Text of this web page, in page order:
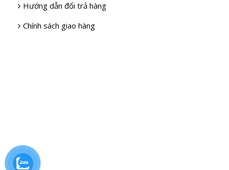
Hướng dẫn đổi trả hàng
Chính sách giao hàng